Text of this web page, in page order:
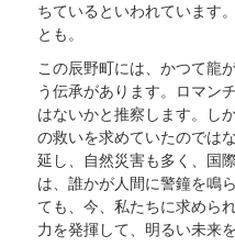
ちているといわれています
とも。
この辰野町には、かつて龍
う伝承があります。ロマン
はないかと推察します。し
の救いを求めていたのでは
延し、自然災害も多く、国
は、誰かが人間に警鐘を鳴
ても、今、私たちに求めら
力を発揮して、明るい未来